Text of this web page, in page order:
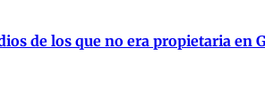
de los que no era propietaria en